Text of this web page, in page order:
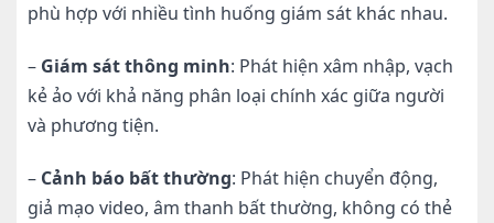
phù hợp với nhiều tình huống giám sát khác nhau.
– Giám sát thông minh: Phát hiện xâm nhập, vạch
kẻ ảo với khả năng phân loại chính xác giữa người
và phương tiện.
– Cảnh báo bất thường: Phát hiện chuyển động,
giả mạo video, âm thanh bất thường, không có thẻ